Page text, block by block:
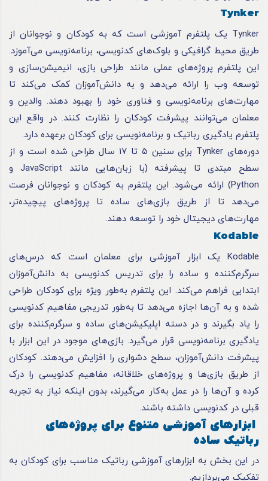
Tynker
Tynker یک پلتفرم آموزشی است که به کودکان و نوجوانان از
طریق محیط گرافیکی و بلوک‌های کدنویسی، برنامه‌نویسی می‌آموزد.
این پلتفرم پروژه‌های عملی مانند طراحی بازی، انیمیشن‌سازی و
توسعه وب را ارائه می‌دهد و به دانش‌آموزان کمک می‌کند تا
مهارت‌های برنامه‌نویسی و فناوری خود را بهبود دهند. والدین و
معلمان می‌توانند پیشرفت کودکان را نظارت کنند. در واقع این
پلتفرم یادگیری رباتیک و برنامه‌نویسی برای کودکان برعهده دارد.
دوره‌های Tynker برای سنین ۵ تا ۱۷ سال طراحی شده است و از
سطح مبتدی تا پیشرفته (با زبان‌هایی مانند JavaScript و
Python) ارائه می‌شود. این پلتفرم به کودکان و نوجوانان فرصت
می‌دهد تا از طریق بازی‌های ساده تا پروژه‌های پیچیده‌تر،
مهارت‌های دیجیتال خود را توسعه دهند.
Kodable
Kodable یک ابزار آموزشی برای معلمان است که درس‌های
سرگرم‌کننده و ساده را برای تدریس کدنویسی به دانش‌آموزان
ابتدایی فراهم می‌کند. این پلتفرم به‌طور ویژه برای کودکان طراحی
شده و به آن‌ها اجازه می‌دهد تا به‌طور تدریجی مفاهیم کدنویسی
را یاد بگیرند و در دسته اپلیکیشن‌های ساده و سرگرم‌کننده برای
یادگیری برنامه‌نویسی قرار می‌گیرد. بازی‌های موجود در این ابزار با
پیشرفت دانش‌آموزان، سطح دشواری را افزایش می‌دهند. کودکان
از طریق بازی‌ها و پروژه‌های خلاقانه، مفاهیم کدنویسی را درک
کرده و آن‌ها را در عمل به‌کار می‌گیرند، بدون اینکه نیاز به تجربه
قبلی در کدنویسی داشته باشند.
ابزارهای آموزشی متنوع برای پروژه‌های
رباتیک ساده
در این بخش به ابزارهای آموزشی رباتیک مناسب برای کودکان به
تفکیک می‌پردازیم.